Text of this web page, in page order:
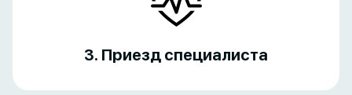
3. Приезд специалиста